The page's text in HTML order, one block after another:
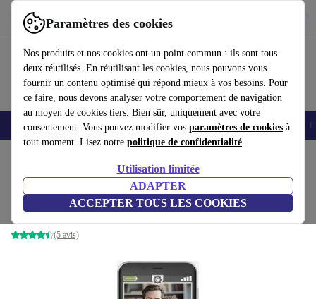
Paramètres des cookies
Nos produits et nos cookies ont un point commun : ils sont tous
deux réutilisés. En réutilisant les cookies, nous pouvons vous
fournir un contenu optimisé qui répond mieux à vos besoins. Pour
ce faire, nous devons analyser votre comportement de navigation
au moyen de cookies tiers. Bien sûr, uniquement avec votre
consentement. Vous pouvez modifier vos paramètres de cookies à
tout moment. Lisez notre politique de confidentialité.
Utilisation limitée
ADAPTER
ACCEPTER TOUS LES COOKIES
Utilisez refurbed rapidement et facilement
Smartphones Laptops Tablettes Montres connectées Accessoires
Emporia Smart 4
noir
(5 avis)